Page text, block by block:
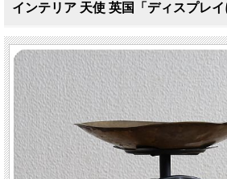
インテリア 天使 英国「ディスプレ